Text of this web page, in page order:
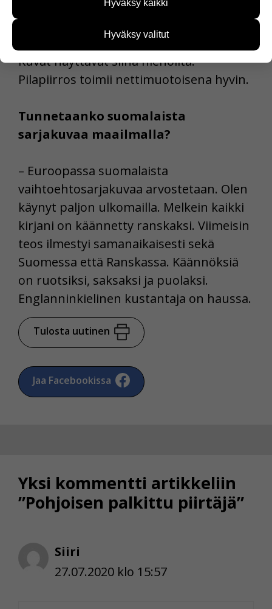
lukulaitteella tai iPadilla. Sarjakuva toimii
esimerkiksi tablettitietokoneen näytöllä.
Kuvat näyttävät siinä hienoilta.
Pilapiirros toimii nettimuotoisena hyvin.
Tunnetaanko suomalaista
sarjakuvaa maailmalla?
– Euroopassa suomalaista
vaihtoehtosarjakuvaa arvostetaan. Olen
käynyt paljon ulkomailla. Melkein kaikki
kirjani on käännetty ranskaksi. Viimeisin
teos ilmestyi samanaikaisesti sekä
Suomessa että Ranskassa. Käännöksiä
on ruotsiksi, saksaksi ja puolaksi.
Englanninkielinen kustantaja on haussa.
Tulosta uutinen
Jaa Facebookissa
Yksi kommentti artikkeliin
”Pohjoisen palkittu piirtäjä”
Siiri
27.07.2020 klo 15:57
kehittää sivustoamme vastaamaan paremmin
kävijämääristä ja siitä, mitä sivuja käytetään ja
miten sivuilla liikutaan. Emme kuitenkaan kerää
yksittäiseen käyttäjään.
Hyväksy kaikki
Hyväksy valitut